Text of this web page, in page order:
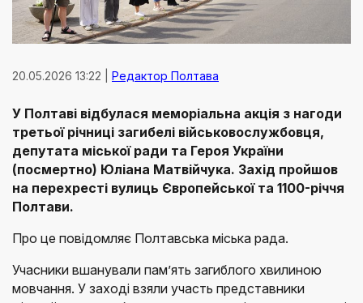
20.05.2026 13:22 | Редактор Полтава
У Полтаві відбулася меморіальна акція з нагоди
третьої річниці загибелі військовослужбовця,
депутата міської ради та Героя України
(посмертно) Юліана Матвійчука. Захід пройшов
на перехресті вулиць Європейської та 1100-річчя
Полтави.
Про це повідомляє Полтавська міська рада.
Учасники вшанували пам’ять загиблого хвилиною
мовчання. У заході взяли участь представники